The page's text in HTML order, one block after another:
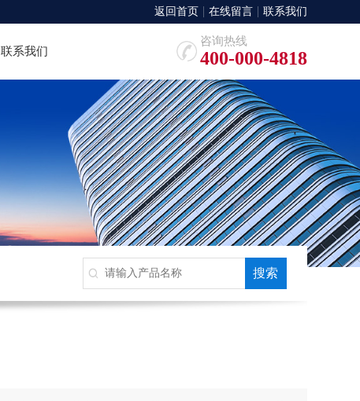
返回首页 在线留言 联系我们
联系我们
咨询热线
400-000-4818